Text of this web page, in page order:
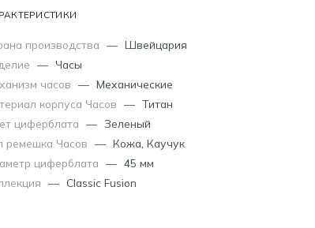
производства — Швейцария
— Часы
часов — Механические
корпуса Часов — Титан
циферблата — Зеленый
ремешка Часов — Кожа Каучук
циферблата — 45 мм
— Classic Fusion